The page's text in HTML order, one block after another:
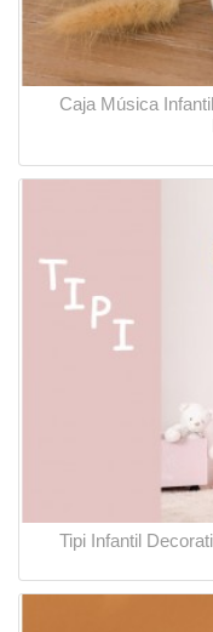
Caja Música
Tipi Infantil